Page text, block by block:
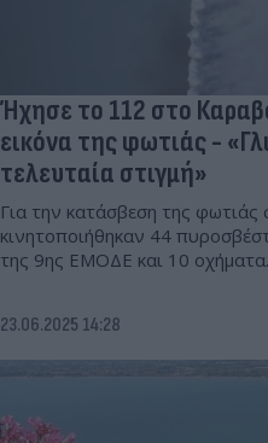
Ήχησε το 112 στο
εικόνα της φωτιάς -
τελευταία στιγμή»
Για την κατάσβεση της
κινητοποιήθηκαν 44
της 9ης ΕΜΟΔΕ και 10 οχήματα.
23.06.2025 14:28